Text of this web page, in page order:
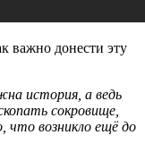
важно донести эту
история, а ведь
сокровище,
что возникло ещё до